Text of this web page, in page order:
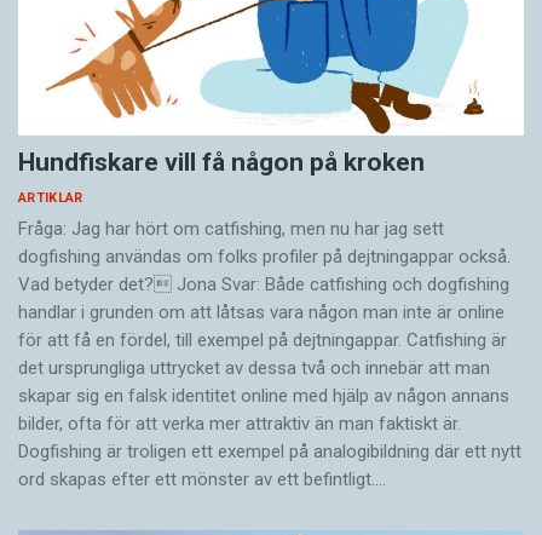
Hundfiskare vill få någon på kroken
ARTIKLAR
Fråga: Jag har hört om catfishing, men nu har jag sett
dogfishing användas om folks profiler på dejtningappar också.
Vad betyder det? Jona Svar: Både catfishing och dogfishing
handlar i grunden om att låtsas vara någon man inte är online
för att få en fördel, till exempel på dejtningappar. Catfishing är
det ursprungliga uttrycket av dessa två och innebär att man
skapar sig en falsk identitet online med hjälp av någon annans
bilder, ofta för att verka mer attraktiv än man faktiskt är.
Dogfishing är troligen ett exempel på analogibildning där ett nytt
ord skapas efter ett mönster av ett befintligt.…